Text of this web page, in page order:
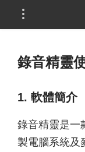
錄音精靈
1. 軟體簡介
錄音精靈是一
製電腦系統及